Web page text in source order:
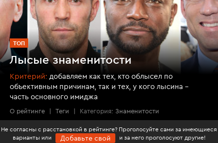
ТОП
Лысые знаменитости
Критерий: добавляем как тех, кто облысел по
объективным причинам, так и тех, у кого лысина –
часть основного имиджа
О рейтинге | Теги | Категория: Знаменитости
Не согласны с расстановкой в рейтинге? Проголосуйте сами за имеющиеся
варианты или
Добавьте свой и за него проголосуют другие!